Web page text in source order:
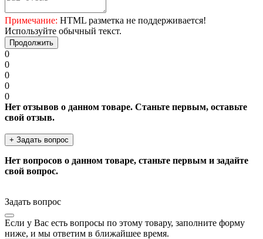
Примечание: HTML разметка не поддерживается!
Используйте обычный текст.
Продолжить
0
0
0
0
0
Нет отзывов о данном товаре. Станьте первым, оставьте
свой отзыв.
+ Задать вопрос
Нет вопросов о данном товаре, станьте первым и задайте
свой вопрос.
Задать вопрос
Если у Вас есть вопросы по этому товару, заполните форму
ниже, и мы ответим в ближайшее время.